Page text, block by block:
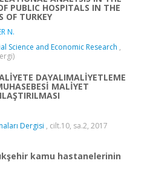
PUBLIC HOSPITALS IN THE
OF TURKEY
N.
Science and Economic Research ,
DAYALIMALİYETLEME
MALİYET
Dergisi , cilt.10, sa.2, 2017
kamu hastanelerinin